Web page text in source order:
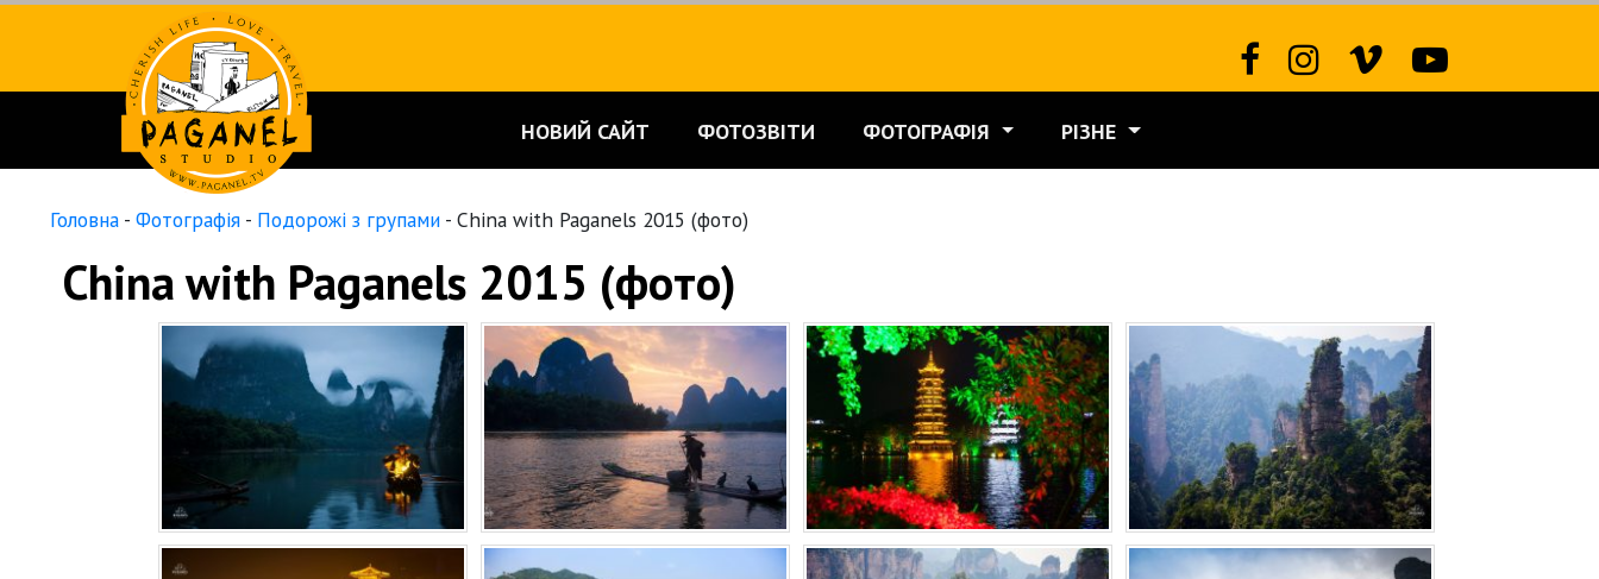
НОВИЙ САЙТ ФОТОЗВІТИ ФОТОГРАФІЯ РІЗНЕ
Головна- Фотографія- Подорожі з групами- China with Paganels 2015 (фото)
China with Paganels 2015 (фото)